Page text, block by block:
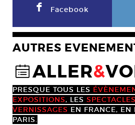
F Facebook
AUTRES
@ALLER&
PRESQUE TOUS LES
EXPOSITIONS, LES SPECTACLES
VERNISSAGES EN FRANCE, EN
PARIS.